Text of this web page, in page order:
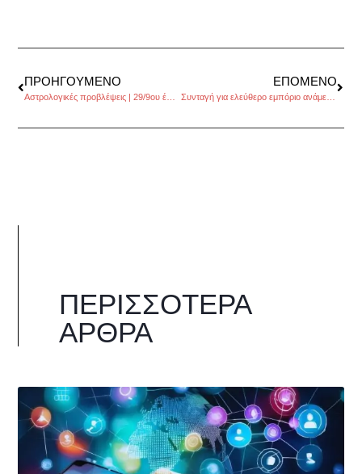
ΠΡΟΗΓΟΎΜΕΝΟ ΕΠΌΜΕΝΟ
Συνταγή για ελεύθερο εμπόριο ανάμεσα στις δυο πλευρές του Ατλαντικού;
ΠΕΡΙΣΣΌΤΕΡΑ
ΆΡΘΡΑ